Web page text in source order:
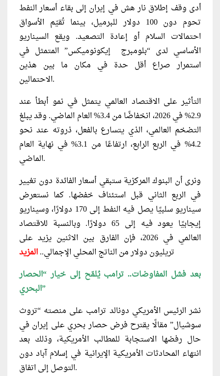
أدى وقف إطلاق نار هش في إيران إلى بقاء أسعار النفط
تحوم دون 100 دولار للبرميل، بينما تُقيّم الأسواق
احتمالات السلام أو إعادة التصعيد. ويقع السيناريو
الأساسي لدى “بلومبرج إيكونوميكس” المتمثل في
استمرار صراع أقل حدة في مكان ما بين هذين
الاحتمالين.
التأثير على الاقتصاد العالمي يتمثل في نمو أبطأ عند
2.9% في 2026، انخفاضًا من 3.4% العام الماضي. وقد يبلغ
التضخم العالمي، الذي يتسارع بالفعل، ذروته عند نحو
4.2% في الربع الرابع، ارتفاعًا من 3.1% في نهاية العام
الماضي.
ونرى أن البنوك المركزية ستبقي أسعار الفائدة دون تغيير
في الربع الثاني قبل استئناف خفضها. كما نستعرض
سيناريو سلبيًا يصل فيه النفط إلى 170 دولارًا، وسيناريو
إيجابيًا يعود فيه إلى 65 دولارًا. وبالنسبة للاقتصاد
العالمي في 2026، فإن الفارق بين الاثنين يزيد على
تريليون دولار من الناتج المحلي الإجمالي..المزيد
بعد فشل المفاوضات.. ترامب يُلمّح إلى خيار “الحصار
البحري”
نشر الرئيس الأمريكي دونالد ترامب على منصته “تروث
سوشيال” مقالًا يقترح فرض حصار بحري على إيران في
حال رفضها الاستجابة للمطالب الأمريكية، وذلك بعد
انتهاء المحادثات الأمريكية الإيرانية في إسلام آباد دون
التوصل إلى اتفاق.